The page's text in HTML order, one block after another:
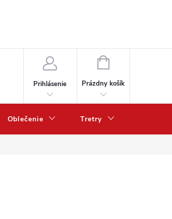
Prihlásenie
NÁKUPNÝ
Prázdny košík
Oblečenie Tretry